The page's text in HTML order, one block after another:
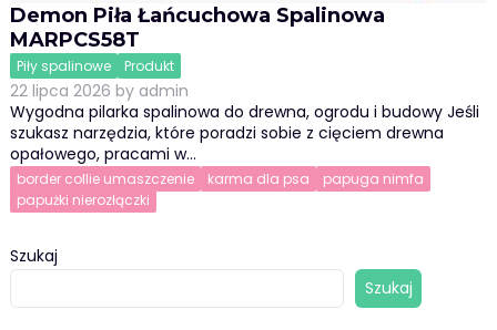
Demon Piła Łańcuchowa Spalinowa
MARPCS58T
Piły spalinowe Produkt
22 lipca 2026 by admin
Wygodna pilarka spalinowa do drewna, ogrodu i budowy Jeśli
szukasz narzędzia, które poradzi sobie z cięciem drewna
opałowego, pracami w…
border collie umaszczenie karma dla psa
papuga nimfa
papużki nierozłączki
Szukaj
Szukaj